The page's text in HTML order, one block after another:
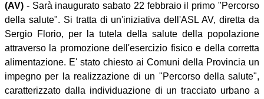
(AV) - Sarà inaugurato sabato 22 febbraio il primo "Percorso
della salute". Si tratta di un'iniziativa dell'ASL AV, diretta da
Sergio Florio, per la tutela della salute della popolazione
attraverso la promozione dell'esercizio fisico e della corretta
alimentazione. E' stato chiesto ai Comuni della Provincia un
impegno per la realizzazione di un "Percorso della salute",
caratterizzato dalla individuazione di un tracciato urbano a